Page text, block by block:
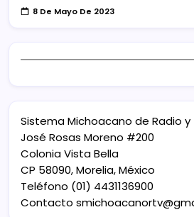
8 De Mayo De 2023
Sistema Michoacano de Radio y
José Rosas Moreno #200
Colonia Vista Bella
CP 58090, Morelia, México
Teléfono (01) 4431136900
Contacto